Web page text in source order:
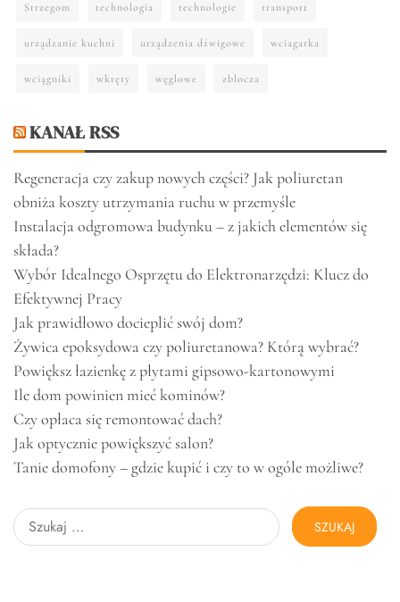
Strzegom technologia technologie transport
urządzanie kuchni urządzenia dźwigowe wciagarka
wciągniki wkręty węglowe zblocza
KANAŁ RSS
Regeneracja czy zakup nowych części? Jak poliuretan
obniża koszty utrzymania ruchu w przemyśle
Instalacja odgromowa budynku – z jakich elementów się
składa?
Wybór Idealnego Osprzętu do Elektronarzędzi: Klucz do
Efektywnej Pracy
Jak prawidłowo docieplić swój dom?
Żywica epoksydowa czy poliuretanowa? Którą wybrać?
Powiększ łazienkę z płytami gipsowo-kartonowymi
Ile dom powinien mieć kominów?
Czy opłaca się remontować dach?
Jak optycznie powiększyć salon?
Tanie domofony – gdzie kupić i czy to w ogóle możliwe?
Szukaj: